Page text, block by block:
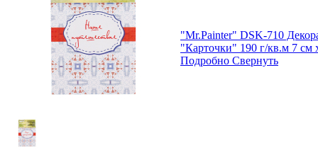
"Mr.Painter" DSK-710
"Карточки" 190 г/кв.м 7 см
Подробно Свернуть